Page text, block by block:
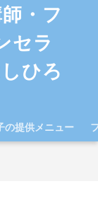
・フ
セラ
ひろ
の提供メニュー